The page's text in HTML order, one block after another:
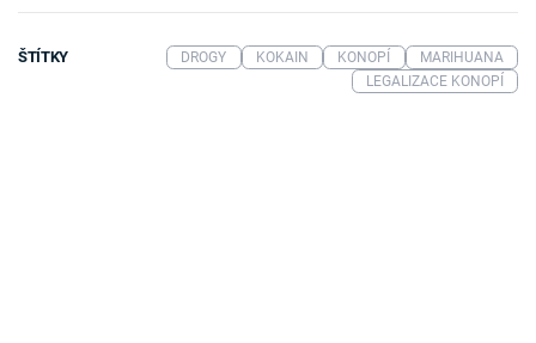
ŠTÍTKY DROGY KOKAIN KONOPÍ
MARIHUANA
LEGALIZACE KONOPÍ